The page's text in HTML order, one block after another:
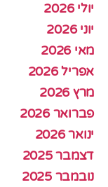
יולי 2026
יוני 2026
מאי 2026
אפריל 2026
מרץ 2026
פברואר 2026
ינואר 2026
דצמבר 2025
נובמבר 2025